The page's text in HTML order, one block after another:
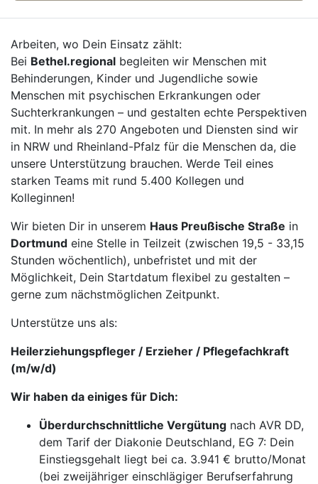
Arbeiten, wo Dein Einsatz zählt:
Bei Bethel.regional begleiten wir Menschen mit
Behinderungen, Kinder und Jugendliche sowie
Menschen mit psychischen Erkrankungen oder
Suchterkrankungen – und gestalten echte Perspektiven
mit. In mehr als 270 Angeboten und Diensten sind wir
in NRW und Rheinland-Pfalz für die Menschen da, die
unsere Unterstützung brauchen. Werde Teil eines
starken Teams mit rund 5.400 Kollegen und
Kolleginnen!
Wir bieten Dir in unserem Haus Preußische Straße in
Dortmund eine Stelle in Teilzeit (zwischen 19,5 - 33,15
Stunden wöchentlich), unbefristet und mit der
Möglichkeit, Dein Startdatum flexibel zu gestalten –
gerne zum nächstmöglichen Zeitpunkt.
Unterstütze uns als:
Heilerziehungspfleger / Erzieher / Pflegefachkraft
(m/w/d)
Wir haben da einiges für Dich:
Überdurchschnittliche Vergütung nach AVR DD,
dem Tarif der Diakonie Deutschland, EG 7: Dein
Einstiegsgehalt liegt bei ca. 3.941 € brutto/Monat
(bei zweijähriger einschlägiger Berufserfahrung